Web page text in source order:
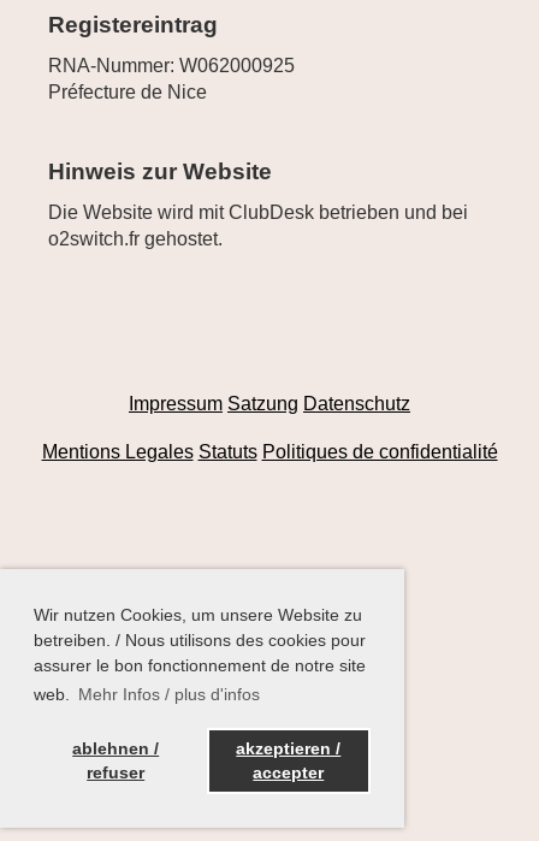
Wir nutzen Cookies, um unsere Website zu
betreiben. / Nous utilisons des cookies pour
assurer le bon fonctionnement de notre site
web.
Mehr Infos / plus d'infos
ablehnen /
refuser
akzeptieren /
accepter
Registereintrag
RNA-Nummer: W062000925
Préfecture de Nice
Hinweis zur Website
Die Website wird mit ClubDesk betrieben und bei
o2switch.fr gehostet.
Impressum Satzung Datenschutz
Mentions Legales Statuts Politiques de confidentialité